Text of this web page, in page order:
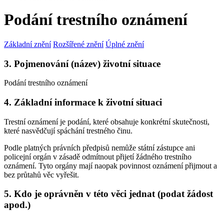
Podání trestního oznámení
Základní znění Rozšířené znění Úplné znění
3. Pojmenování (název) životní situace
Podání trestního oznámení
4. Základní informace k životní situaci
Trestní oznámení je podání, které obsahuje konkrétní skutečnosti,
které nasvědčují spáchání trestného činu.
Podle platných právních předpisů nemůže státní zástupce ani
policejní orgán v zásadě odmítnout přijetí žádného trestního
oznámení. Tyto orgány mají naopak povinnost oznámení přijmout a
bez průtahů věc vyřešit.
5. Kdo je oprávněn v této věci jednat (podat žádost
apod.)